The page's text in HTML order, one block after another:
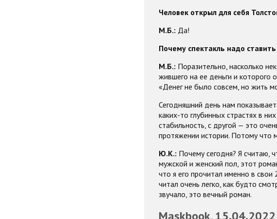
Человек открыл для себя
М.Б.: Да!
Почему спектакль надо
М.Б.: Поразительно, насколько
жившего на ее деньги и которого
«Денег не было совсем, но жить
Сегодняшний день нам
каких-то глубинных страстях в
стабильность, с другой — это
протяжении истории. Потому что
Ю.К.: Почему сегодня? Я считаю,
мужской и женский пол, этот
что я его прочитал именно в
читал очень легко, как будто
звучало, это вечный роман.